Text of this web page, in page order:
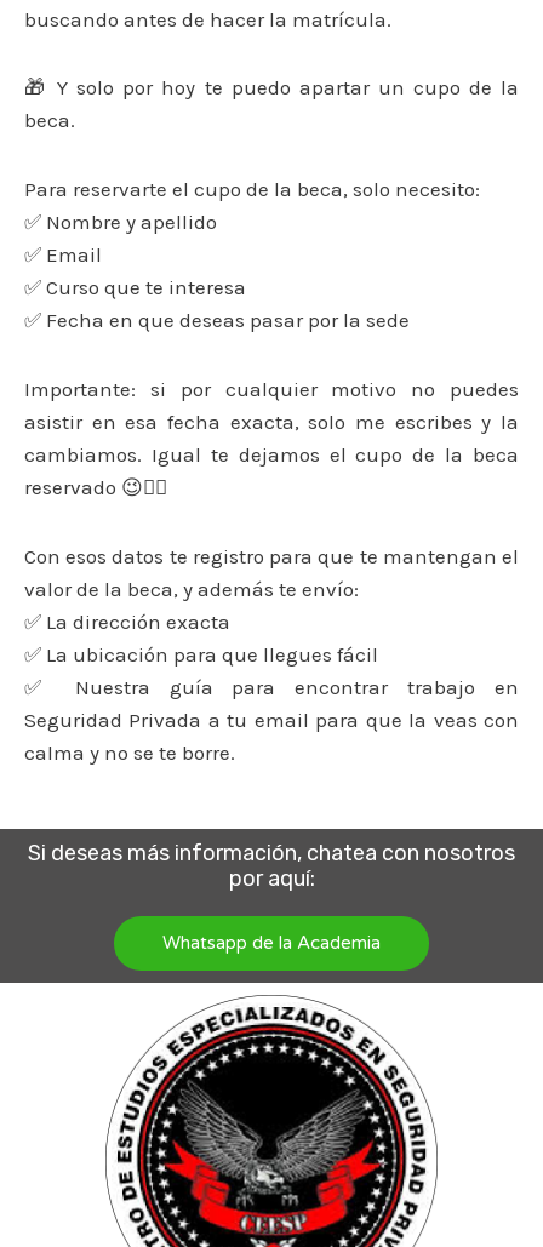
buscando antes de hacer la matrícula.
🎁 Y solo por hoy te puedo apartar un cupo de la
beca.
Para reservarte el cupo de la beca, solo necesito:
✅ Nombre y apellido
✅ Email
✅ Curso que te interesa
✅ Fecha en que deseas pasar por la sede
Importante: si por cualquier motivo no puedes
asistir en esa fecha exacta, solo me escribes y la
cambiamos. Igual te dejamos el cupo de la beca
reservado 😉👍🏻
Con esos datos te registro para que te mantengan el
valor de la beca, y además te envío:
✅ La dirección exacta
✅ La ubicación para que llegues fácil
✅ Nuestra guía para encontrar trabajo en
Seguridad Privada a tu email para que la veas con
calma y no se te borre.
Si deseas más información, chatea con nosotros
por aquí:
Whatsapp de la Academia